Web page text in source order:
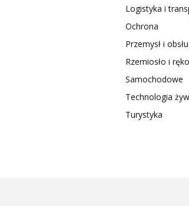
Logistyka i
Ochrona
Przemysł i
Rzemiosło i
Samochodowe
Technologia
Turystyka